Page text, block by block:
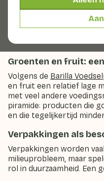
voedselverspilling en,
Groenten en fruit:
Volgens de Barilla
en fruit een relatief lage
met veel andere
piramide: producten die
en die tegelijkertijd
Verpakkingen als
Verpakkingen worden
milieuprobleem, maar
rol in duurzaamheid. Een